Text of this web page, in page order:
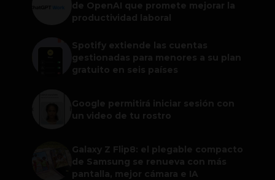
de OpenAI que promete mejorar la
productividad laboral
Spotify extiende las cuentas
gestionadas para menores a su plan
gratuito en seis países
Google permitirá iniciar sesión con
un video de tu rostro
Galaxy Z Flip8: el plegable compacto
de Samsung se renueva con más
pantalla, mejor cámara e IA